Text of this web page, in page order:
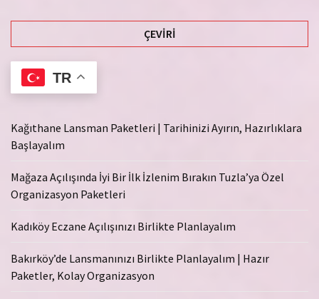
ÇEVIRI
TR
Kağıthane Lansman Paketleri | Tarihinizi Ayırın, Hazırlıklara
Başlayalım
Mağaza Açılışında İyi Bir İlk İzlenim Bırakın Tuzla’ya Özel
Organizasyon Paketleri
Kadıköy Eczane Açılışınızı Birlikte Planlayalım
Bakırköy’de Lansmanınızı Birlikte Planlayalım | Hazır
Paketler, Kolay Organizasyon